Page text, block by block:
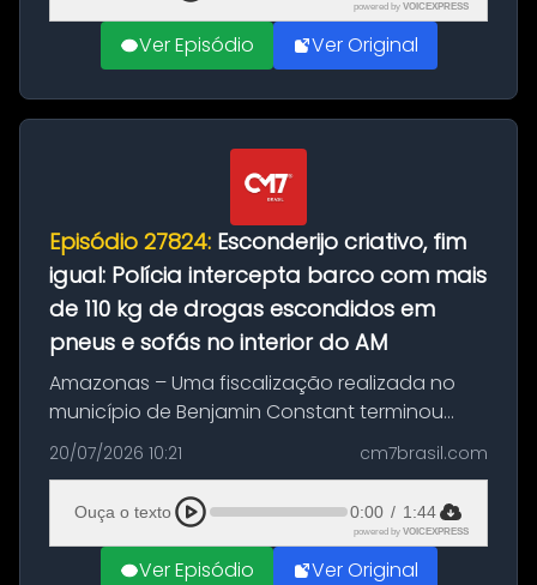
powered by VOICEXPRESS
Ver Episódio Ver Original
Episódio 27824: Esconderijo criativo, fim
igual: Polícia intercepta barco com mais
de 110 kg de drogas escondidos em
pneus e sofás no interior do AM
Amazonas – Uma fiscalização realizada no
município de Benjamin Constant terminou
com a apreensão de aproximadamente 115
quilos de entorpecentes em uma
embarcação atracada no porto da cidade. O
materia...
20/07/2026 10:21 cm7brasil.com
Ouça o texto 0:00 / 1:44
powered by VOICEXPRESS
Ver Episódio Ver Original